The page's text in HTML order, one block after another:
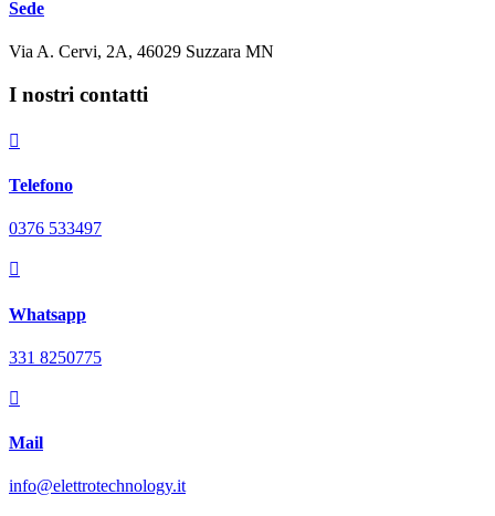
Sede
Via A. Cervi, 2A, 46029 Suzzara MN
I nostri contatti

Telefono
0376 533497

Whatsapp
331 8250775

Mail
info@elettrotechnology.it